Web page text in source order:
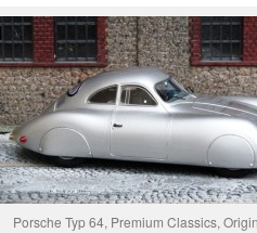
Porsche Typ 64, Premium Classics,